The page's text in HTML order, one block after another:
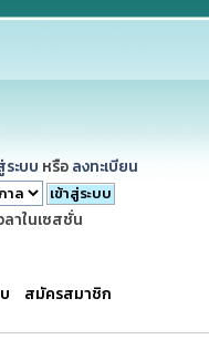
ระบบ หรือ ลงทะเบียน
ลาในเซสชั่น
สมัครสมาชิก